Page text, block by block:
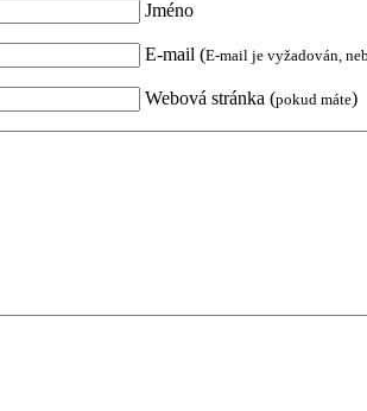
Jméno
E-mail (E-mail je vyžadován,
Webová stránka (pokud máte)